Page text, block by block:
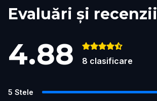
Evaluări și recenzii
4.88 8 clasificare
5 Stele